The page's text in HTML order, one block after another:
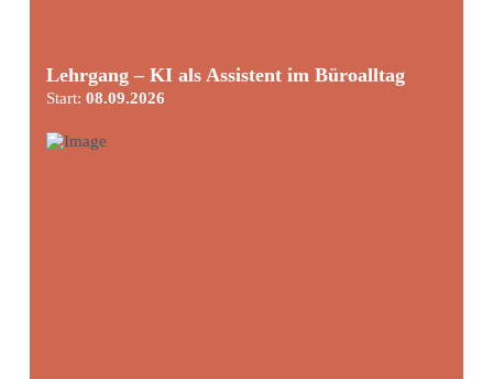
Lehrgang – KI als Assistent im Büroalltag
Start: 08.09.2026